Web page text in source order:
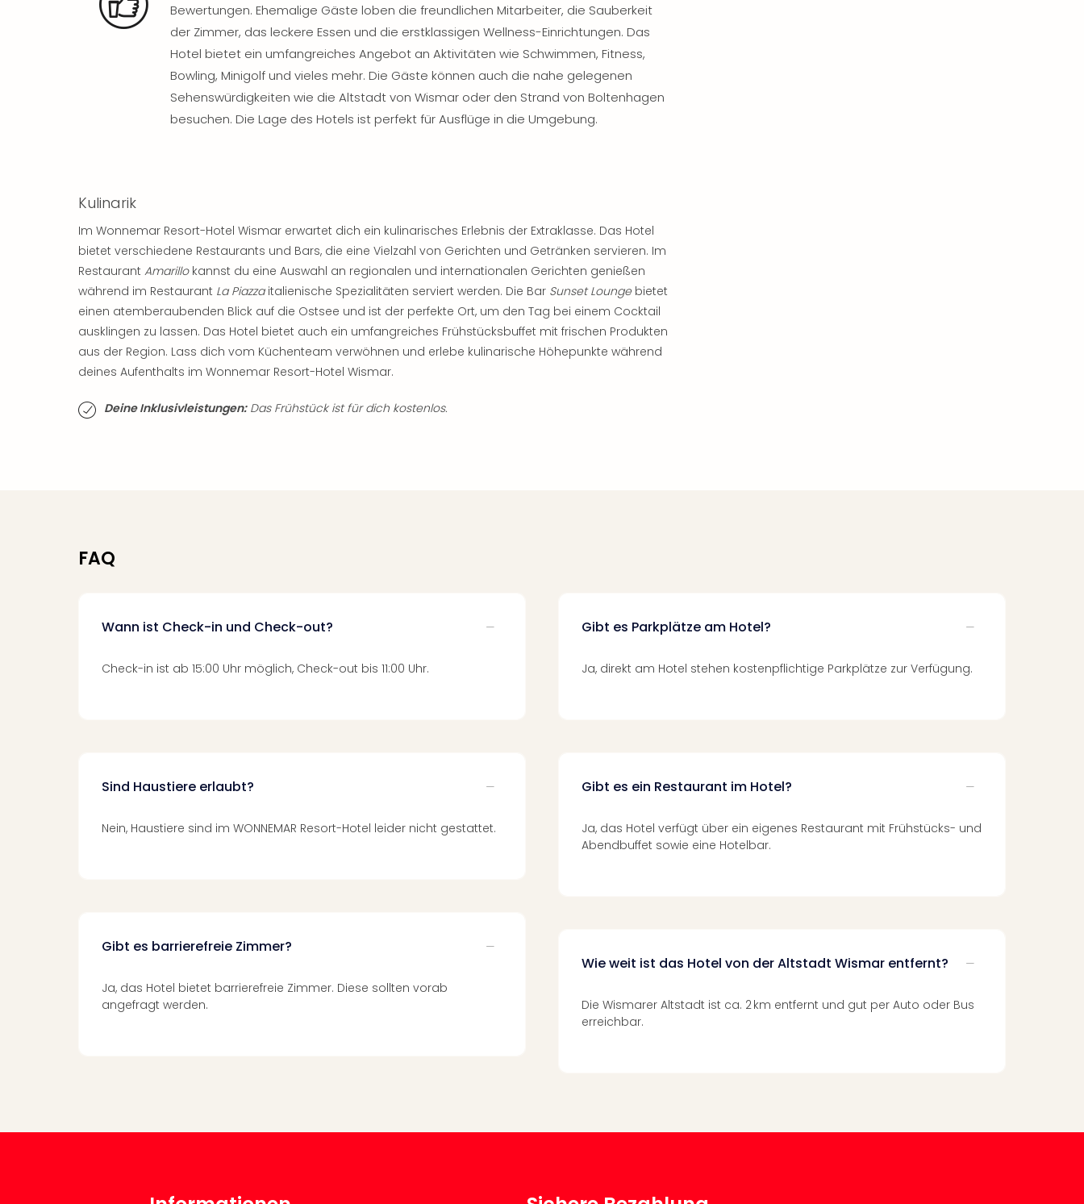
Bewertungen. Ehemalige Gäste loben die freundlichen Mitarbeiter, die Sauberkeit
der Zimmer, das leckere Essen und die erstklassigen Wellness-Einrichtungen. Das
Hotel bietet ein umfangreiches Angebot an Aktivitäten wie Schwimmen, Fitness,
Bowling, Minigolf und vieles mehr. Die Gäste können auch die nahe gelegenen
Sehenswürdigkeiten wie die Altstadt von Wismar oder den Strand von Boltenhagen
besuchen. Die Lage des Hotels ist perfekt für Ausflüge in die Umgebung.
Kulinarik
Im Wonnemar Resort-Hotel Wismar erwartet dich ein kulinarisches Erlebnis der Extraklasse. Das Hotel
bietet verschiedene Restaurants und Bars, die eine Vielzahl von Gerichten und Getränken servieren. Im
Restaurant Amarillokannst du eine Auswahl an regionalen und internationalen Gerichten genießen
während im Restaurant La Piazzaitalienische Spezialitäten serviert werden. Die Bar Sunset Loungebietet
einen atemberaubenden Blick auf die Ostsee und ist der perfekte Ort, um den Tag bei einem Cocktail
ausklingen zu lassen. Das Hotel bietet auch ein umfangreiches Frühstücksbuffet mit frischen Produkten
aus der Region. Lass dich vom Küchenteam verwöhnen und erlebe kulinarische Höhepunkte während
deines Aufenthalts im Wonnemar Resort-Hotel Wismar.
Deine Inklusivleistungen:Das Frühstück ist für dich kostenlos.
FAQ
Wann ist Check-in und Check-out?
Check-in ist ab 15:00 Uhr möglich, Check-out bis 11:00 Uhr.
Sind Haustiere erlaubt?
Nein, Haustiere sind im WONNEMAR Resort-Hotel leider nicht gestattet.
Gibt es barrierefreie Zimmer?
Ja, das Hotel bietet barrierefreie Zimmer. Diese sollten vorab
angefragt werden.
Gibt es Parkplätze am Hotel?
Ja, direkt am Hotel stehen kostenpflichtige Parkplätze zur Verfügung.
Gibt es ein Restaurant im Hotel?
Ja, das Hotel verfügt über ein eigenes Restaurant mit Frühstücks- und
Abendbuffet sowie eine Hotelbar.
Wie weit ist das Hotel von der Altstadt Wismar entfernt?
Die Wismarer Altstadt ist ca. 2 km entfernt und gut per Auto oder Bus
erreichbar.